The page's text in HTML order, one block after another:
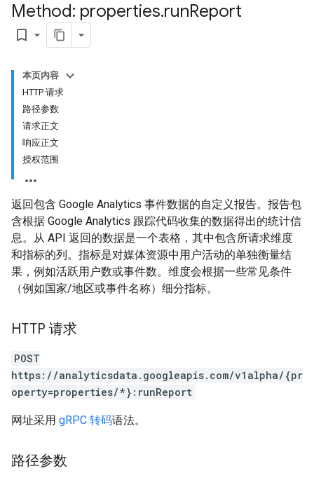
Method: properties.runReport
bookmark_border
本页内容
HTTP 请求
路径参数
请求正文
响应正文
授权范围
返回包含 Google Analytics 事件数据的自定义报告。报告包
含根据 Google Analytics 跟踪代码收集的数据得出的统计信
息。从 API 返回的数据是一个表格，其中包含所请求维度
和指标的列。指标是对媒体资源中用户活动的单独衡量结
果，例如活跃用户数或事件数。维度会根据一些常见条件
（例如国家/地区或事件名称）细分指标。
HTTP 请求
POST
https://analyticsdata.googleapis.com/v1alpha/{pr
operty=properties/*}:runReport
网址采用 gRPC 转码语法。
路径参数